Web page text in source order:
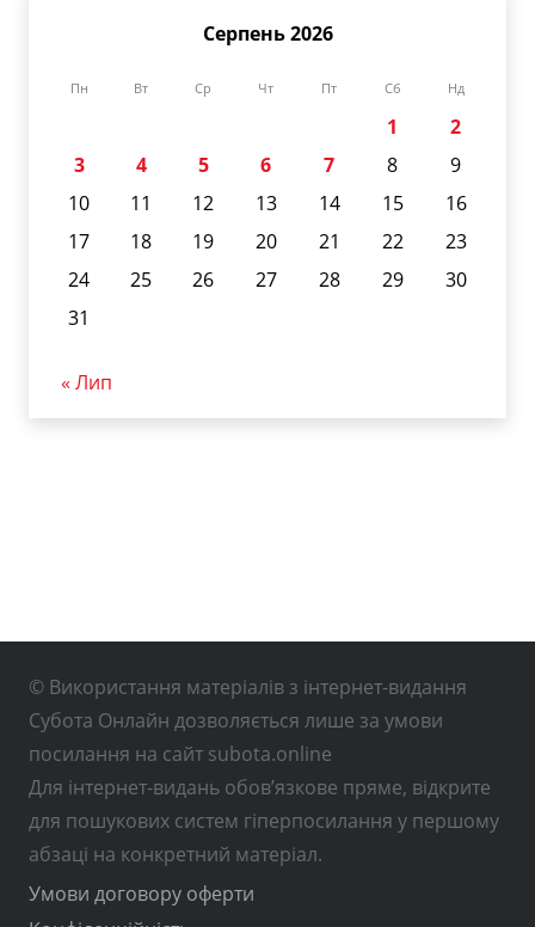
Серпень 2026
Пн Вт Ср Чт Пт Сб Нд
1
2
3
4 5 6 7 8
9
10
11 12 13 14 15
16
17
18 19 20 21 22
23
24
25 26 27 28 29
30
31
« Лип
© Використання матеріалів з інтернет-видання
Субота Онлайн дозволяється лише за умови
посилання на сайт subota.online
Для інтернет-видань обов’язкове пряме, відкрите
для пошукових систем гіперпосилання у першому
абзаці на конкретний матеріал.
Умови договору оферти